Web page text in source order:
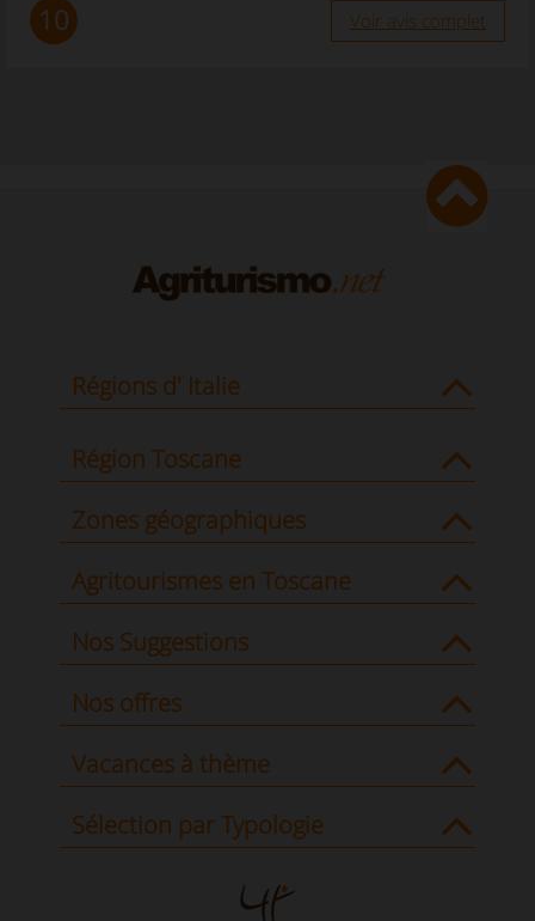
10 Voir avis complet
Régions d' Italie
Région Toscane
Zones géographiques
Agritourismes en Toscane
Nos Suggestions
Nos offres
Vacances à thème
Sélection par Typologie